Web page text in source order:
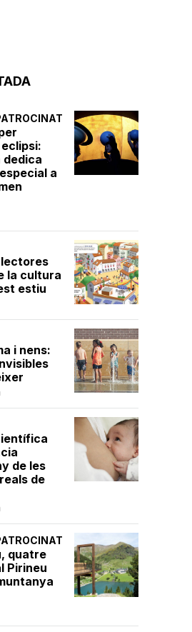
dedica
a
la cultura
estiu
i nens:
de les
de
quatre
Pirineu